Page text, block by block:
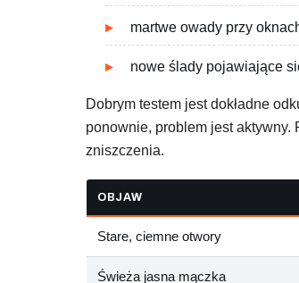
martwe owady przy
nowe ślady pojawiające
Dobrym testem jest dokładne
ponownie, problem jest
zniszczenia.
OBJAW
Stare, ciemne otwory
Świeża jasna mączka